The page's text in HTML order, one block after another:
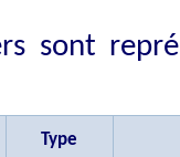
sont
Type